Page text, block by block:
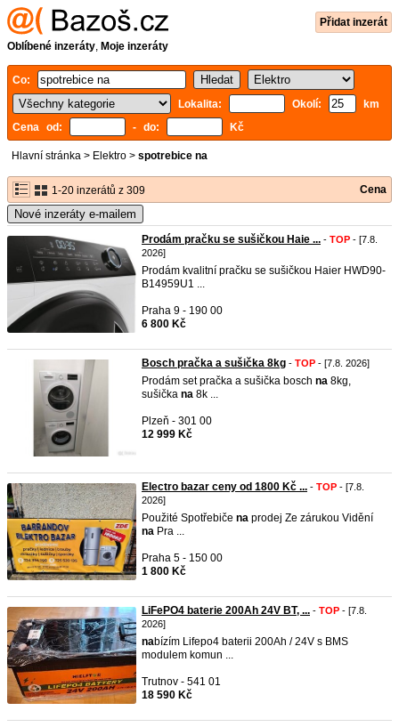
Přidat inzerát
Oblíbené inzeráty, Moje inzeráty
Co:
Lokalita:
Okolí:
km
Cena od:
- do: Kč
Hlavní stránka > Elektro > spotrebice na
1-20 inzerátů z 309 Cena
Nové inzeráty e-mailem
Prodám pračku se sušičkou Haie ... - TOP - [7.8.
2026]
Prodám kvalitní pračku se sušičkou Haier HWD90-
B14959U1 ...
Praha 9 - 190 00
6 800 Kč
Bosch pračka a sušička 8kg - TOP - [7.8. 2026]
Prodám set pračka a sušička bosch na 8kg,
sušička na 8k ...
Plzeň - 301 00
12 999 Kč
Electro bazar ceny od 1800 Kč ... - TOP - [7.8.
2026]
Použité Spotřebiče na prodej Ze zárukou Vidění
na Pra ...
Praha 5 - 150 00
1 800 Kč
LiFePO4 baterie 200Ah 24V BT, ... - TOP - [7.8.
2026]
nabízím Lifepo4 baterii 200Ah / 24V s BMS
modulem komun ...
Trutnov - 541 01
18 590 Kč